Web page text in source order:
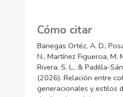
Cómo citar
Banegas Ortéz, A. D.,
N., Martínez Figueroa, M.
Rivera, S. L., & Padilla-
(2026). Relación entre
generacionales y estilos